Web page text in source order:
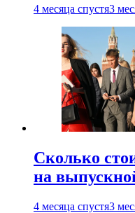
4 месяца спустя3
Сколько
на
4 месяца спустя3